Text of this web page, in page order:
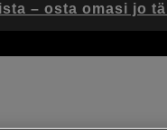
– osta omasi jo